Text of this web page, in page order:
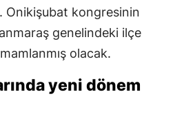
Onikişubat kongresinin
genelindeki ilçe
olacak.
yeni dönem